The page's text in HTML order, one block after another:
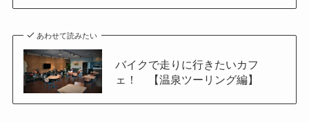
あわせて読みたい
バイクで走りに行きたいカフ
ェ！ 【温泉ツーリング編】